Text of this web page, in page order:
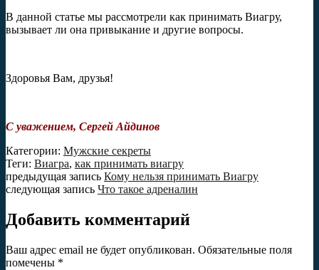
В данной статье мы рассмотрели как принимать Виагру,
вызывает ли она привыкание и другие вопросы.
Здоровья Вам, друзья!
С уважением, Сергей Айдинов
Категории: Мужские секреты
Теги: Виагра, как принимать виагру
предыдущая запись Кому нельзя принимать Виагру
следующая запись Что такое адреналин
Добавить комментарий
Ваш адрес email не будет опубликован. Обязательные поля
помечены *